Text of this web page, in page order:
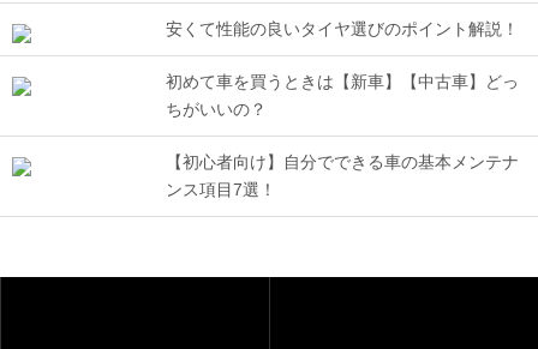
安くて性能の良いタイヤ選びのポイント解説！
初めて車を買うときは【新車】【中古車】どっ
ちがいいの？
【初心者向け】自分でできる車の基本メンテナ
ンス項目7選！